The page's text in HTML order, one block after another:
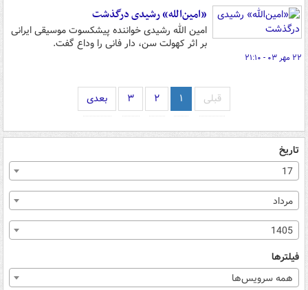
«امین‌الله» رشیدی درگذشت
امین الله رشیدی خواننده پیشکسوت موسیقی ایرانی
بر اثر کهولت سن، دار فانی را وداع گفت.
۲۲ مهر ۰۳ - ۲۱:۱۰
قبلی ۱ ۲ ۳ بعدی
تاریخ
17
مرداد
1405
فیلترها
همه سرویس‌ها